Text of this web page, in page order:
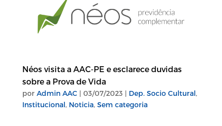
Néos visita a AAC-PE e esclarece duvidas
sobre a Prova de Vida
por Admin AAC| 03/07/2023 | Dep. Socio Cultural,
Institucional, Noticia, Sem categoria